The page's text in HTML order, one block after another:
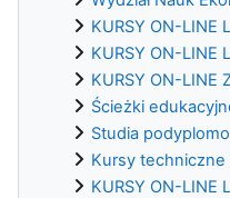
KURSY ON-LINE
KURSY ON-LINE
KURSY ON-LINE
Ścieżki
Studia
Kursy techniczne
KURSY ON-LINE